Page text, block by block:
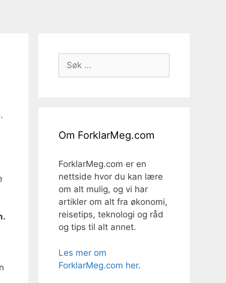
Søk
etter:
Om ForklarMeg.com
ForklarMeg.com er en
nettside hvor du kan lære
om alt mulig, og vi har
artikler om alt fra økonomi,
reisetips, teknologi og råd
og tips til alt annet.
Les mer om
ForklarMeg.com her.